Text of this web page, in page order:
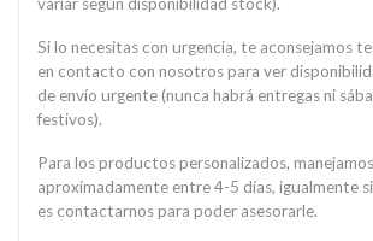
variar según disponibilidad stock).
Si lo necesitas con urgencia, te aconsejamos
en contacto con nosotros para ver
de envío urgente (nunca habrá entregas ni
festivos).
Para los productos personalizados,
aproximadamente entre 4-5 días, igualmente
es contactarnos para poder asesorarle.